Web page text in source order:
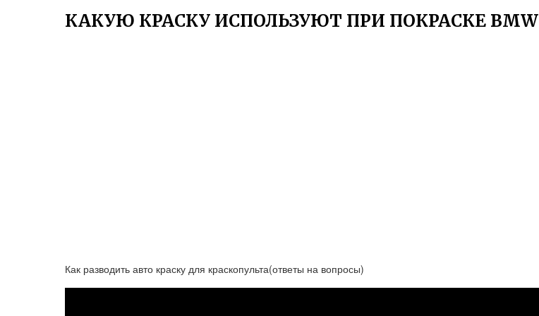
КАКУЮ КРАСКУ ИСПОЛЬЗУЮТ ПРИ ПОКРАСКЕ BMW
Как разводить авто краску для краскопульта(ответы на вопросы)